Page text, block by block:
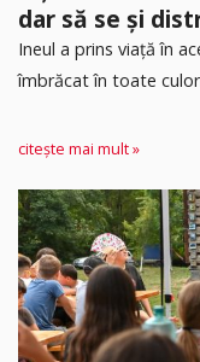
dar să se și
Ineul a prins viață în
îmbrăcat în toate
citește mai mult »